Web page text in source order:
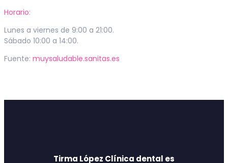
Horario:
Lunes a viernes de 9:00 a 21:00.
Sábado 10:00 a 14:00.
Fuente: muysaludable.sanitas.es
Tirma López Clínica dental es